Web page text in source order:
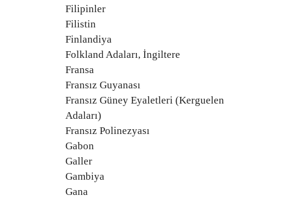
Filipinler
Filistin
Finlandiya
Folkland Adaları, İngiltere
Fransa
Fransız Guyanası
Fransız Güney Eyaletleri (Kerguelen
Adaları)
Fransız Polinezyası
Gabon
Galler
Gambiya
Gana